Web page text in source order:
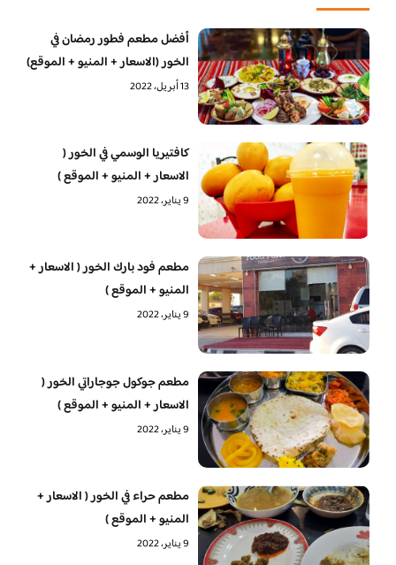
أفضل مطعم فطور رمضان في
الخور (الاسعار + المنيو + الموقع)
13 أبريل، 2022
كافتيريا الوسمي في الخور (
الاسعار + المنيو + الموقع )
9 يناير، 2022
مطعم فود بارك الخور ( الاسعار +
المنيو + الموقع )
9 يناير، 2022
مطعم جوكول جوجاراتي الخور (
الاسعار + المنيو + الموقع )
9 يناير، 2022
مطعم حراء في الخور ( الاسعار +
المنيو + الموقع )
9 يناير، 2022